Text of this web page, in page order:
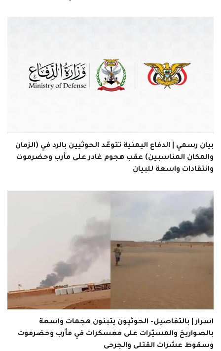
بيان رسمي | الدفاع اليمنية تتوعّد الحوثيين بالرد في (الزمان
والمكان المناسبين) عقب هجوم غادر على مأرب وحضرموت
وانتقادات واسعة للبيان
اسرار | بالتفاصيل- الحوثيون يتبنون هجمات واسعة
بالصواريخ والمسيّرات على معسكرات في مأرب وحضرموت
وسقوط عشرات القتلى والجرحى